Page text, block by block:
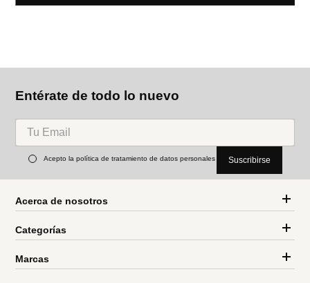
Entérate de todo lo nuevo
Acepto la política de tratamiento de datos personales Suscribirse
Acerca de nosotros
Categorías
Marcas